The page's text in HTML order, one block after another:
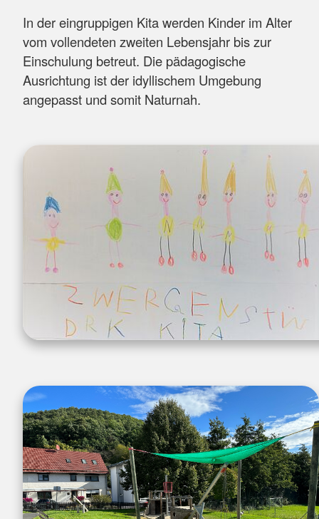
In der eingruppigen Kita werden Kinder im Alter
vom vollendeten zweiten Lebensjahr bis zur
Einschulung betreut. Die pädagogische
Ausrichtung ist der idyllischem Umgebung
angepasst und somit Naturnah.